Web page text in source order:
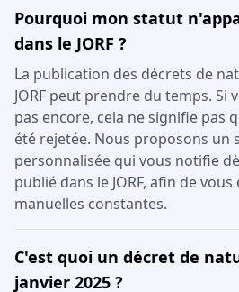
Pourquoi mon statut
dans le JORF ?
La publication des décrets de
JORF peut prendre du temps.
pas encore, cela ne signifie pas
été rejetée. Nous proposons un
personnalisée qui vous notifie
publié dans le JORF, afin de
manuelles constantes.
C'est quoi un décret de
janvier 2025 ?